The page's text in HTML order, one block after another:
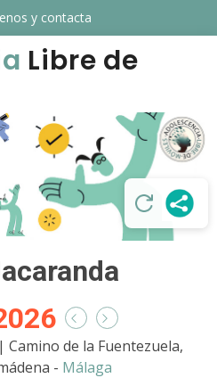
y contacta
Libre de
| Camino de la Fuentezuela,
- Málaga